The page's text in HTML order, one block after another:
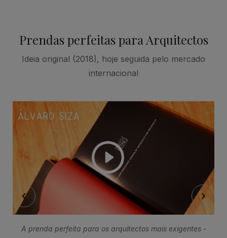
Prendas perfeitas para Arquitectos
Ideia original (2018), hoje seguida pelo mercado
internacional
A prenda perfeita para os arquitectos mais exigentes -